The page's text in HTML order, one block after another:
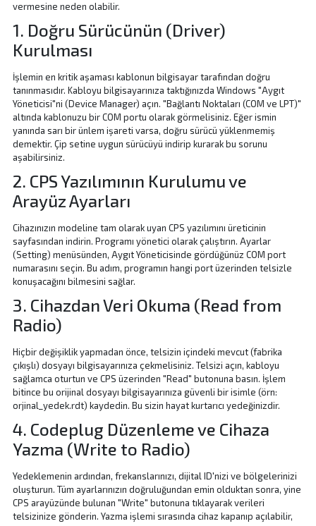
vermesine neden olabilir.
1. Doğru Sürücünün (Driver)
Kurulması
İşlemin en kritik aşaması kablonun bilgisayar tarafından doğru
tanınmasıdır. Kabloyu bilgisayarınıza taktığınızda Windows "Aygıt
Yöneticisi"ni (Device Manager) açın. "Bağlantı Noktaları (COM ve LPT)"
altında kablonuzu bir COM portu olarak görmelisiniz. Eğer ismin
yanında sarı bir ünlem işareti varsa, doğru sürücü yüklenmemiş
demektir. Çip setine uygun sürücüyü indirip kurarak bu sorunu
aşabilirsiniz.
2. CPS Yazılımının Kurulumu ve
Arayüz Ayarları
Cihazınızın modeline tam olarak uyan CPS yazılımını üreticinin
sayfasından indirin. Programı yönetici olarak çalıştırın. Ayarlar
(Setting) menüsünden, Aygıt Yöneticisinde gördüğünüz COM port
numarasını seçin. Bu adım, programın hangi port üzerinden telsizle
konuşacağını bilmesini sağlar.
3. Cihazdan Veri Okuma (Read from
Radio)
Hiçbir değişiklik yapmadan önce, telsizin içindeki mevcut (fabrika
çıkışlı) dosyayı bilgisayarınıza çekmelisiniz. Telsizi açın, kabloyu
sağlamca oturtun ve CPS üzerinden "Read" butonuna basın. İşlem
bitince bu orijinal dosyayı bilgisayarınıza güvenli bir isimle (örn:
orjinal_yedek.rdt) kaydedin. Bu sizin hayat kurtarıcı yedeğinizdir.
4. Codeplug Düzenleme ve Cihaza
Yazma (Write to Radio)
Yedeklemenin ardından, frekanslarınızı, dijital ID'nizi ve bölgelerinizi
oluşturun. Tüm ayarlarınızın doğruluğundan emin olduktan sonra, yine
CPS arayüzünde bulunan "Write" butonuna tıklayarak verileri
telsizinize gönderin. Yazma işlemi sırasında cihaz kapanıp açılabilir,